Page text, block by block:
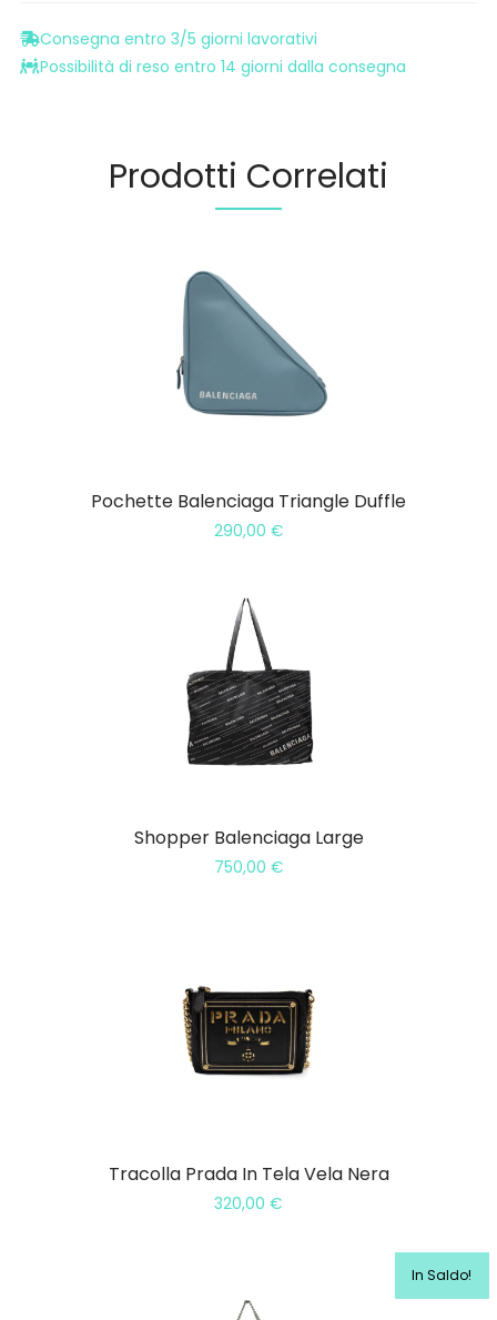
Consegna entro 3/5 giorni lavorativi
Possibilità di reso entro 14 giorni dalla consegna
Prodotti Correlati
Pochette Balenciaga Triangle Duffle
290,00 €
Shopper Balenciaga Large
750,00 €
Tracolla Prada In Tela Vela Nera
320,00 €
In Saldo!